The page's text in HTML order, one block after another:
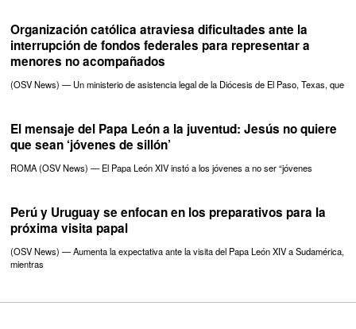
Organización católica atraviesa dificultades ante la
interrupción de fondos federales para representar a
menores no acompañados
(OSV News) — Un ministerio de asistencia legal de la Diócesis de El Paso, Texas, que
El mensaje del Papa León a la juventud: Jesús no quiere
que sean ‘jóvenes de sillón’
ROMA (OSV News) — El Papa León XIV instó a los jóvenes a no ser “jóvenes
Perú y Uruguay se enfocan en los preparativos para la
próxima visita papal
(OSV News) — Aumenta la expectativa ante la visita del Papa León XIV a Sudamérica,
mientras